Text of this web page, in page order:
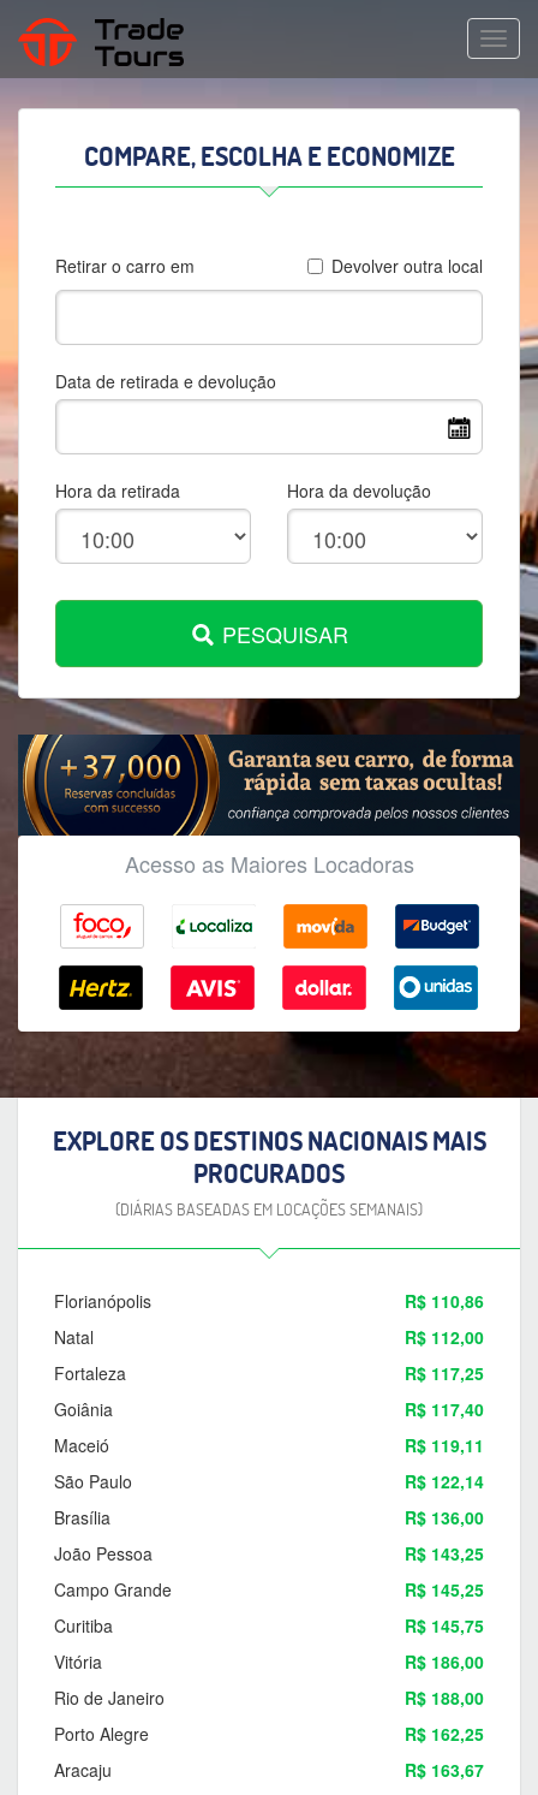
COMPARE, ESCOLHA E ECONOMIZE
Devolver outra local
Retirar o carro em
Data de retirada e devolução
Hora da retirada Hora da devolução
PESQUISAR
Acesso as Maiores Locadoras
EXPLORE OS DESTINOS NACIONAIS MAIS
PROCURADOS
(DIÁRIAS BASEADAS EM LOCAÇÕES SEMANAIS)
Florianópolis
R$ 110,86
Natal
R$ 112,00
Fortaleza
R$ 117,25
Goiânia
R$ 117,40
Maceió
R$ 119,11
São Paulo
R$ 122,14
Brasília
R$ 136,00
João Pessoa
R$ 143,25
Campo Grande
R$ 145,25
Curitiba
R$ 145,75
Vitória
R$ 186,00
Rio de Janeiro
R$ 188,00
Porto Alegre
R$ 162,25
Aracaju
R$ 163,67